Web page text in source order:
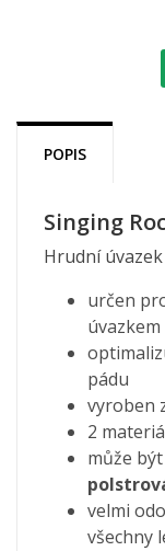
POPIS
Singing
Hrudní úvazek
určen
úvazkem
pádu
vyroben
2
může
velmi
všechny